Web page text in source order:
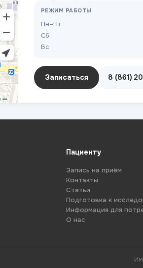
РЕЖИМ РАБОТЫ
Пн–Пт
Сб
Вс
Записаться 8 (861)
Пациенту
Запись на приём
Контакты
Статьи
Подготовка к
Информация для
О нас